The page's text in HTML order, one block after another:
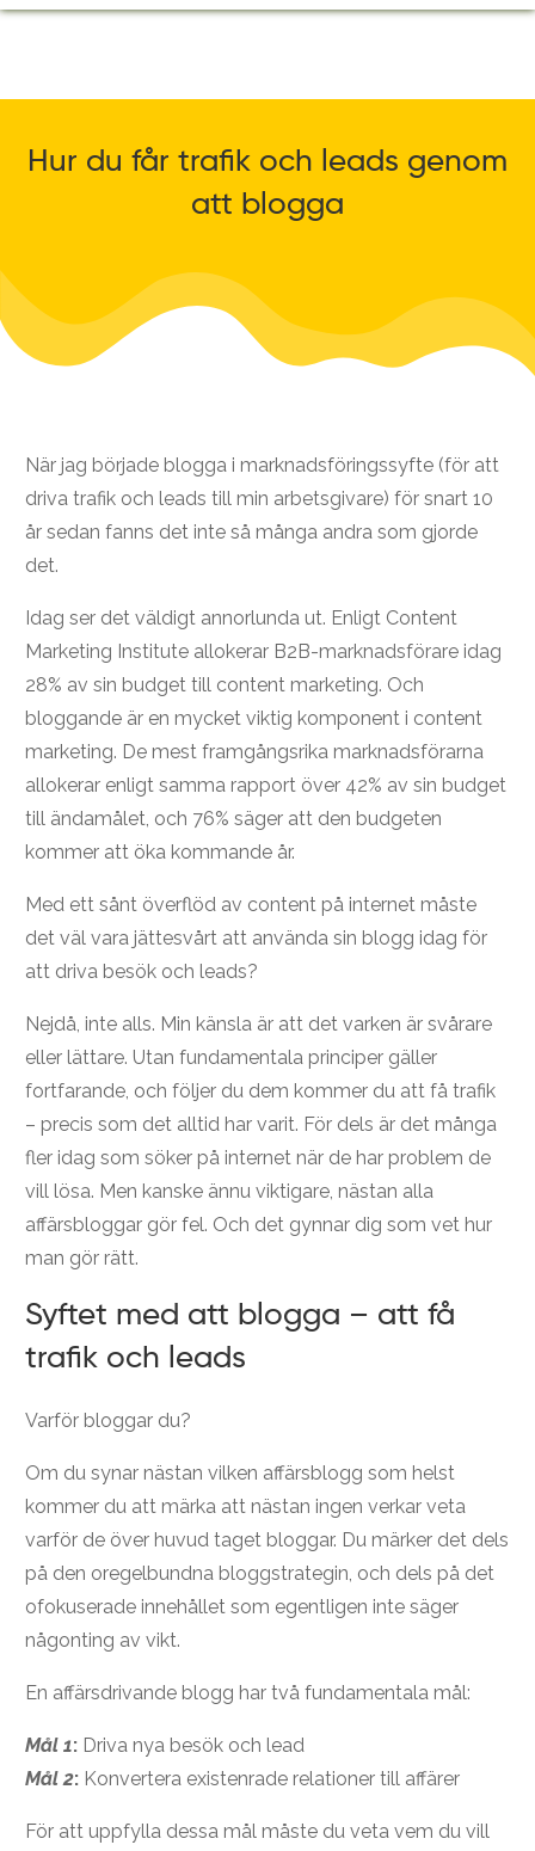
Hur du får trafik och leads genom
att blogga
När jag började blogga i marknadsföringssyfte (för att
driva trafik och leads till min arbetsgivare) för snart 10
år sedan fanns det inte så många andra som gjorde
det.
Idag ser det väldigt annorlunda ut. Enligt Content
Marketing Institute allokerar B2B-marknadsförare idag
28% av sin budget till content marketing. Och
bloggande är en mycket viktig komponent i content
marketing. De mest framgångsrika marknadsförarna
allokerar enligt samma rapport över 42% av sin budget
till ändamålet, och 76% säger att den budgeten
kommer att öka kommande år.
Med ett sånt överflöd av content på internet måste
det väl vara jättesvårt att använda sin blogg idag för
att driva besök och leads?
Nejdå, inte alls. Min känsla är att det varken är svårare
eller lättare. Utan fundamentala principer gäller
fortfarande, och följer du dem kommer du att få trafik
– precis som det alltid har varit. För dels är det många
fler idag som söker på internet när de har problem de
vill lösa. Men kanske ännu viktigare, nästan alla
affärsbloggar gör fel. Och det gynnar dig som vet hur
man gör rätt.
Syftet med att blogga – att få
trafik och leads
Varför bloggar du?
Om du synar nästan vilken affärsblogg som helst
kommer du att märka att nästan ingen verkar veta
varför de över huvud taget bloggar. Du märker det dels
på den oregelbundna bloggstrategin, och dels på det
ofokuserade innehållet som egentligen inte säger
någonting av vikt.
En affärsdrivande blogg har två fundamentala mål:
Mål 1: Driva nya besök och lead
Mål 2: Konvertera existenrade relationer till affärer
För att uppfylla dessa mål måste du veta vem du vill